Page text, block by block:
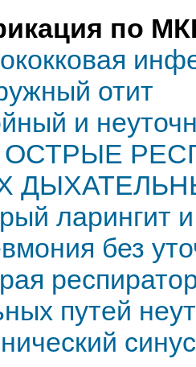
по
отит
и
ОСТРЫЕ
ларингит
без
путей